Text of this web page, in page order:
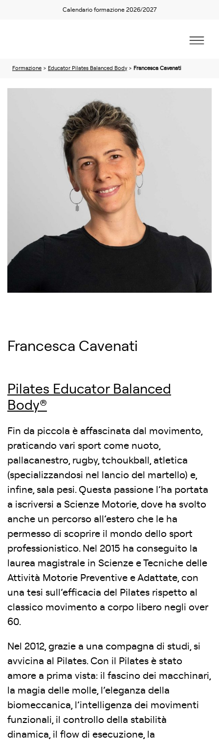
Calendario formazione 2026/2027
Formazione > Educator Pilates Balanced Body > Francesca Cavenati
Francesca Cavenati
Pilates Educator Balanced
Body®
Fin da piccola è affascinata dal movimento,
praticando vari sport come nuoto,
pallacanestro, rugby, tchoukball, atletica
(specializzandosi nel lancio del martello) e,
infine, sala pesi. Questa passione l’ha portata
a iscriversi a Scienze Motorie, dove ha svolto
anche un percorso all’estero che le ha
permesso di scoprire il mondo dello sport
professionistico. Nel 2015 ha conseguito la
laurea magistrale in Scienze e Tecniche delle
Attività Motorie Preventive e Adattate, con
una tesi sull’efficacia del Pilates rispetto al
classico movimento a corpo libero negli over
60.
Nel 2012, grazie a una compagna di studi, si
avvicina al Pilates. Con il Pilates è stato
amore a prima vista: il fascino dei macchinari,
la magia delle molle, l’eleganza della
biomeccanica, l’intelligenza dei movimenti
funzionali, il controllo della stabilità
dinamica, il flow di esecuzione, la